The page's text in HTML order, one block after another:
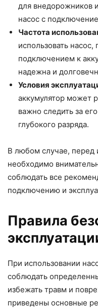
для внедорожников
насос с
Частота
использовать
подключением к
надежна и
Условия
аккумулятор может
важно следить за
глубокого разряда.
В любом случае, перед
необходимо
соблюдать все
подключению и
Правила
При использовании
соблюдать
избежать травм и
приведены основные